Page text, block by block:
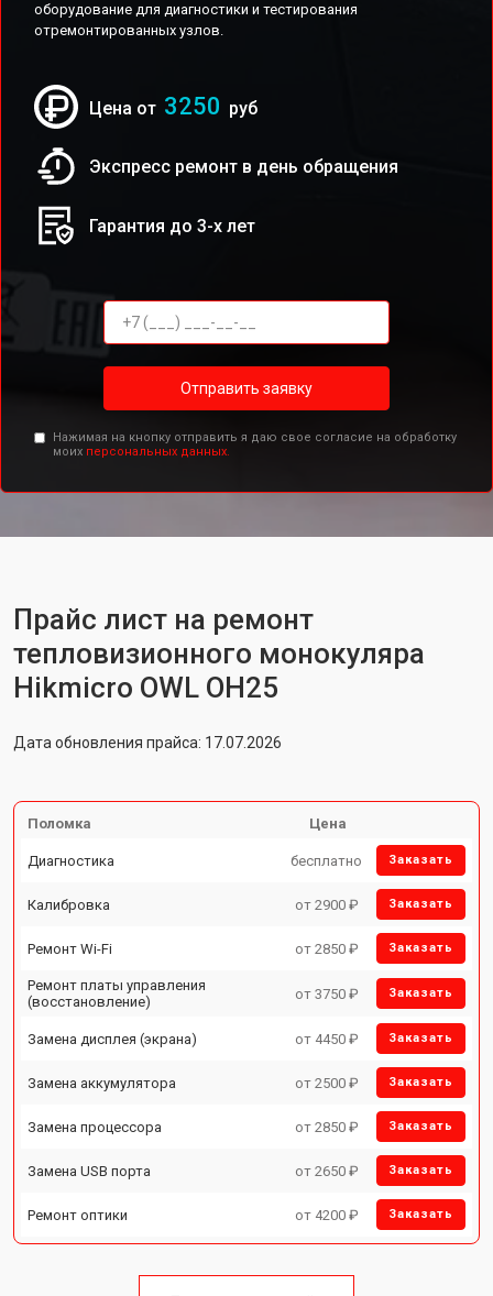
оборудование для диагностики и тестирования
отремонтированных узлов.
Цена от 3250 руб
Экспресс ремонт в день обращения
Гарантия до 3-х лет
Отправить заявку
Нажимая на кнопку отправить я даю свое согласие на обработку
моих персональных данных.
Прайс лист на ремонт
тепловизионного монокуляра
Hikmicro OWL OH25
Дата обновления прайса: 17.07.2026
Поломка Цена
Диагностика бесплатно Заказать
Калибровка от 2900 ₽ Заказать
Ремонт Wi-Fi от 2850 ₽ Заказать
Ремонт платы управления
(восстановление)
от 3750 ₽ Заказать
Замена дисплея (экрана) от 4450 ₽ Заказать
Замена аккумулятора от 2500 ₽ Заказать
Замена процессора от 2850 ₽ Заказать
Замена USB порта от 2650 ₽ Заказать
Ремонт оптики от 4200 ₽ Заказать